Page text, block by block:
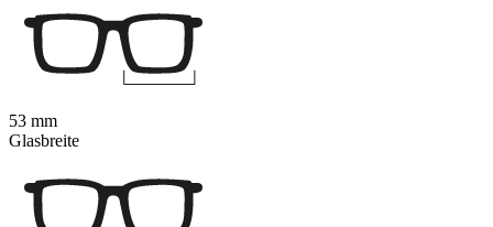
53 mm
Glasbreite